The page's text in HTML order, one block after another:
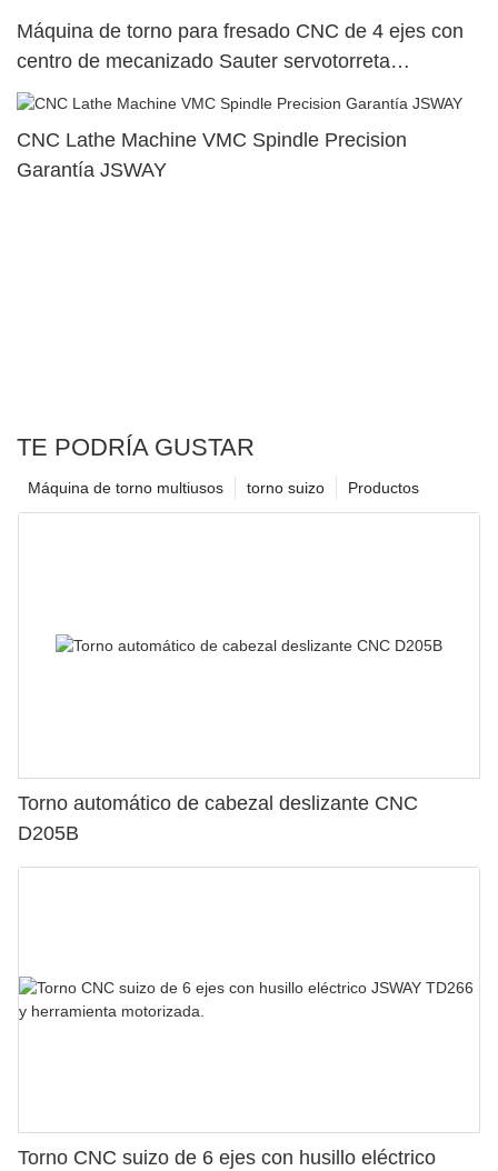
Máquina de torno para fresado CNC de 4 ejes con
centro de mecanizado Sauter servotorreta
SY500/S500/SY300/S3002
CNC Lathe Machine VMC Spindle Precision
Garantía JSWAY
TE PODRÍA GUSTAR
Productos
torno suizo
Máquina de torno multiusos
Torno automático de cabezal deslizante CNC
D205B
Torno CNC suizo de 6 ejes con husillo eléctrico